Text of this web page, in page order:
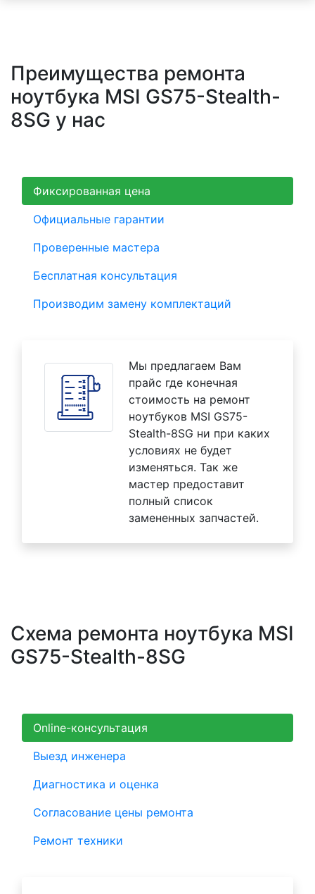
Преимущества ремонта
ноутбука MSI GS75-Stealth-
8SG у нас
Фиксированная цена
Официальные гарантии
Проверенные мастера
Бесплатная консультация
Производим замену комплектаций
Мы предлагаем Вам
прайс где конечная
стоимость на ремонт
ноутбуков MSI GS75-
Stealth-8SG ни при каких
условиях не будет
изменяться. Так же
мастер предоставит
полный список
замененных запчастей.
Схема ремонта ноутбука MSI
GS75-Stealth-8SG
Online-консультация
Выезд инженера
Диагностика и оценка
Согласование цены ремонта
Ремонт техники